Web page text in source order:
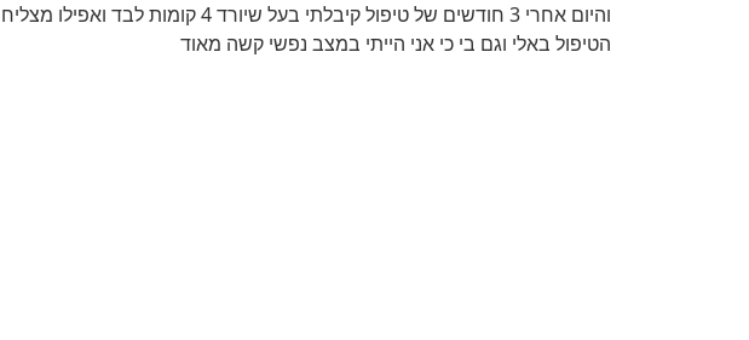
והיום אחרי 3 חודשים של טיפול קיבלתי
הטיפול באלי וגם בי כי אני הייתי במצב נפשי קשה מאוד